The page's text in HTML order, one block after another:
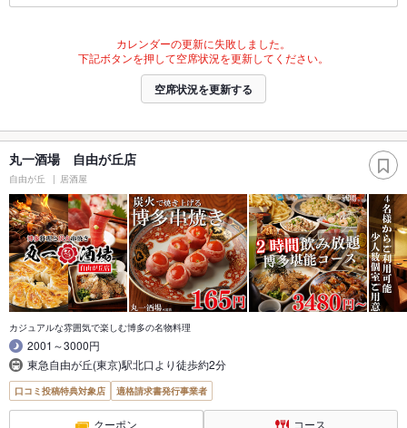
カレンダーの更新に失敗しました。
下記ボタンを押して空席状況を更新してください。
空席状況を更新する
丸一酒場 自由が丘店
自由が丘 居酒屋
カジュアルな雰囲気で楽しむ博多の名物料理
2001～3000円
東急自由が丘(東京)駅北口より徒歩約2分
口コミ投稿特典対象店 適格請求書発行事業者
クーポン コース